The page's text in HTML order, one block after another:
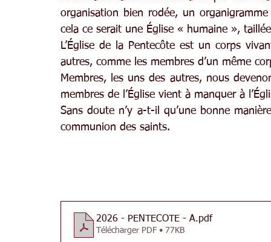
organisation bien rodée, un
cela ce serait une Église « humaine »,
L’Église de la Pentecôte est un corps
autres, comme les membres d’un même
Membres, les uns des autres, nous
membres de l’Église vient à manquer à
Sans doute n’y a-t-il qu’une bonne
communion des saints.
2026 - PENTECOTE - A.pdf
Télécharger PDF • 77KB